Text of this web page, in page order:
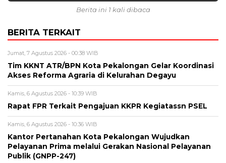
Berita ini 1 kali dibaca
BERITA TERKAIT
Jumat, 7 Agustus 2026 - 00:38 WIB
Tim KKNT ATR/BPN Kota Pekalongan Gelar Koordinasi
Akses Reforma Agraria di Kelurahan Degayu
Kamis, 6 Agustus 2026 - 10:39 WIB
Rapat FPR Terkait Pengajuan KKPR Kegiatassn PSEL
Kamis, 6 Agustus 2026 - 10:36 WIB
Kantor Pertanahan Kota Pekalongan Wujudkan
Pelayanan Prima melalui Gerakan Nasional Pelayanan
Publik (GNPP-247)